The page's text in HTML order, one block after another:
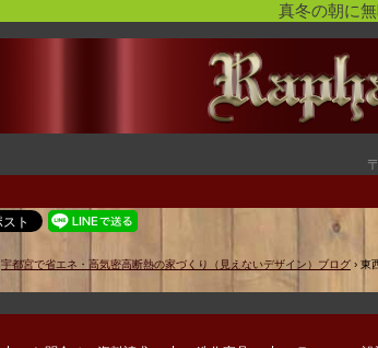
真冬の朝に
宇都宮で省エネ・高気密高断熱の家づくり（見えないデザイン）ブログ › 東